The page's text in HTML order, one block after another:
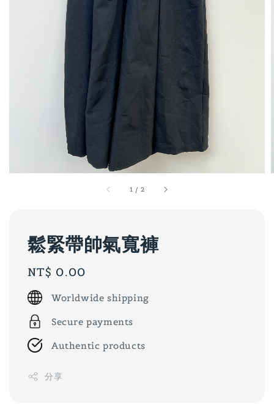
1 / 2
鬆緊帶帥氣寬褲
Regular
price
NT$ 0.00
Worldwide shipping
Secure payments
Authentic products
分享